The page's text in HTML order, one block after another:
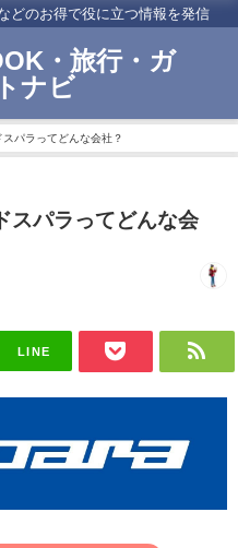
どのお得で役に立つ情報を発信
・旅行・ガ
ナビ
パラってどんな会社？
スパラってどんな会
LINE